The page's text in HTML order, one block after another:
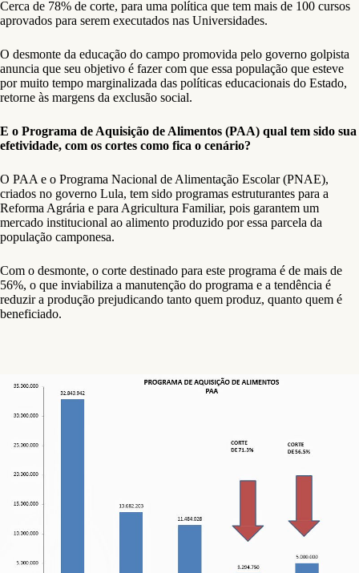
Cerca de 78% de corte, para uma política que tem mais de 100 cursos
aprovados para serem executados nas Universidades.
O desmonte da educação do campo promovida pelo governo golpista
anuncia que seu objetivo é fazer com que essa população que esteve
por muito tempo marginalizada das políticas educacionais do Estado,
retorne às margens da exclusão social.
E o Programa de Aquisição de Alimentos (PAA) qual tem sido sua
efetividade, com os cortes como fica o cenário?
O PAA e o Programa Nacional de Alimentação Escolar (PNAE),
criados no governo Lula, tem sido programas estruturantes para a
Reforma Agrária e para Agricultura Familiar, pois garantem um
mercado institucional ao alimento produzido por essa parcela da
população camponesa.
Com o desmonte, o corte destinado para este programa é de mais de
56%, o que inviabiliza a manutenção do programa e a tendência é
reduzir a produção prejudicando tanto quem produz, quanto quem é
beneficiado.